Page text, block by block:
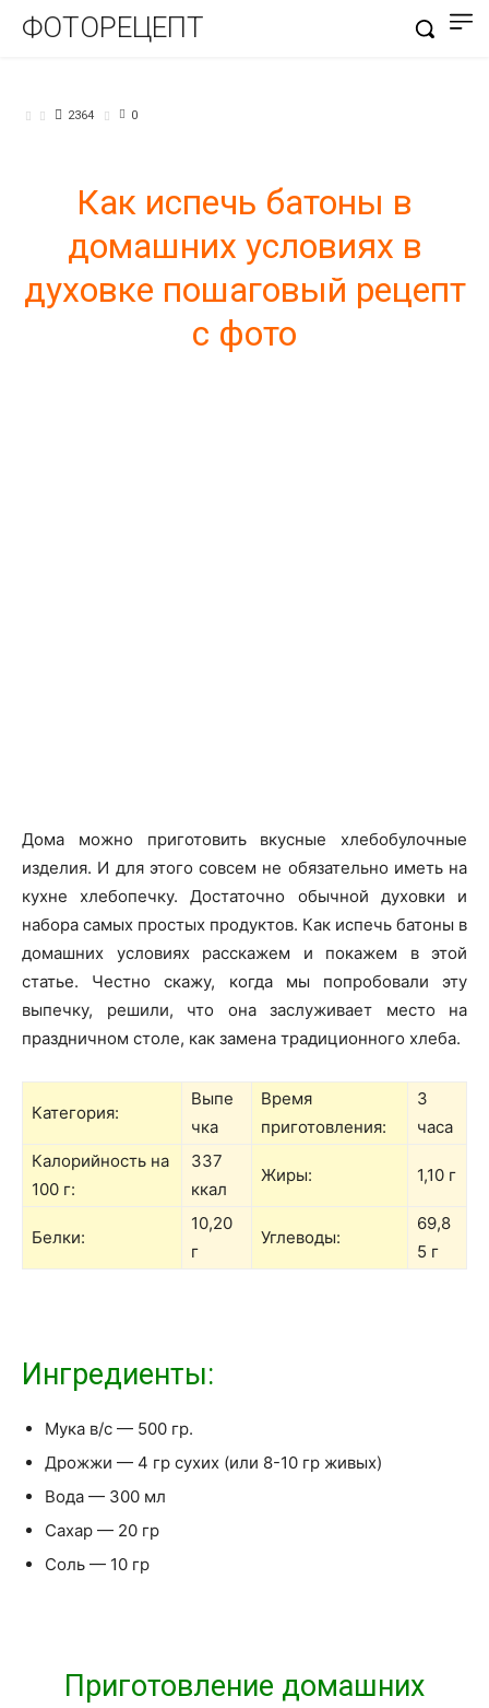
ФОТОРЕЦЕПТ
2364 0
Как испечь батоны в
домашних условиях в
духовке пошаговый рецепт
с фото
Дома можно приготовить вкусные хлебобулочные
изделия. И для этого совсем не обязательно иметь на
кухне хлебопечку. Достаточно обычной духовки и
набора самых простых продуктов. Как испечь батоны в
домашних условиях расскажем и покажем в этой
статье. Честно скажу, когда мы попробовали эту
выпечку, решили, что она заслуживает место на
праздничном столе, как замена традиционного хлеба.
Категория:
Выпе
чка
Время
приготовления:
3
часа
Калорийность на
100 г:
337
ккал
Жиры: 1,10 г
Белки:
10,20
г
Углеводы:
69,8
5 г
Ингредиенты:
Мука в/с — 500 гр.
Дрожжи — 4 гр сухих (или 8-10 гр живых)
Вода — 300 мл
Сахар — 20 гр
Соль — 10 гр
Приготовление домашних